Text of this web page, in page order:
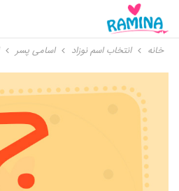
خانه انتخاب اسم نوزاد اسامی پسر